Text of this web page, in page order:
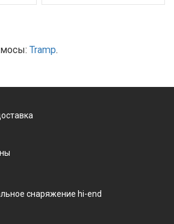
Tramp.
снаряжение hi-end